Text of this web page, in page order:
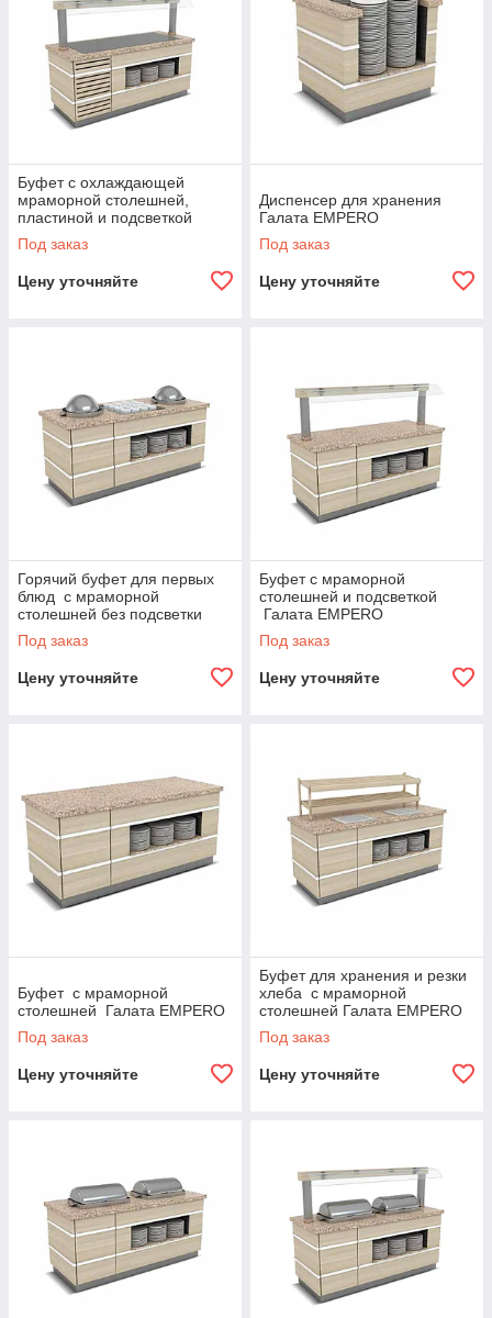
Буфет с охлаждающей
мраморной столешней,
пластиной и подсветкой
Галата EMPERO
Под заказ
Цену уточняйте
Диспенсер для хранения
Галата EMPERO
Под заказ
Цену уточняйте
Горячий буфет для первых
блюд с мраморной
столешней без подсветки
Галата EMPERO
Под заказ
Цену уточняйте
Буфет с мраморной
столешней и подсветкой
Галата EMPERO
Под заказ
Цену уточняйте
Буфет с мраморной
столешней Галата EMPERO
Под заказ
Цену уточняйте
Буфет для хранения и резки
хлеба с мраморной
столешней Галата EMPERO
Под заказ
Цену уточняйте